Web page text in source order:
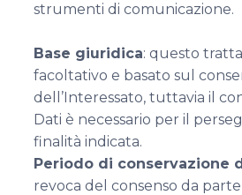
strumenti di comunicazione.
Base giuridica: questo
facoltativo e basato sul
dell’Interessato, tuttavia il
Dati è necessario per il
finalità indicata.
Periodo di conservazione
revoca del consenso da